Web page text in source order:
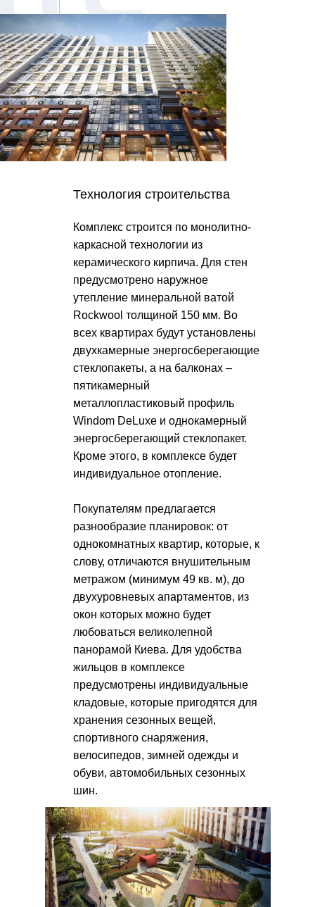
Комплекс строится по монолитно-
каркасной технологии из
керамического кирпича. Для стен
предусмотрено наружное
утепление минеральной ватой
Rockwool толщиной 150 мм. Во
всех квартирах будут установлены
двухкамерные энергосберегающие
стеклопакеты, а на балконах –
пятикамерный
металлопластиковый профиль
Windom DeLuxe и однокамерный
энергосберегающий стеклопакет.
Кроме этого, в комплексе будет
индивидуальное отопление.
Покупателям предлагается
разнообразие планировок: от
однокомнатных квартир, которые, к
слову, отличаются внушительным
метражом (минимум 49 кв. м), до
двухуровневых апартаментов, из
окон которых можно будет
любоваться великолепной
панорамой Киева. Для удобства
жильцов в комплексе
предусмотрены индивидуальные
кладовые, которые пригодятся для
хранения сезонных вещей,
спортивного снаряжения,
велосипедов, зимней одежды и
обуви, автомобильных сезонных
шин.
Технология строительства